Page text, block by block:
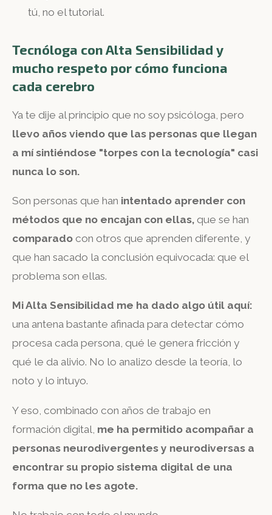
tú, no el tutorial.
Tecnóloga con Alta Sensibilidad y
mucho respeto por cómo funciona
cada cerebro
Ya te dije al principio que no soy psicóloga, pero
llevo años viendo que las personas que llegan
a mí sintiéndose "torpes con la tecnología" casi
nunca lo son.
Son personas que han intentado aprender con
métodos que no encajan con ellas, que se han
comparado con otros que aprenden diferente, y
que han sacado la conclusión equivocada: que el
problema son ellas.
Mi Alta Sensibilidad me ha dado algo útil aquí:
una antena bastante afinada para detectar cómo
procesa cada persona, qué le genera fricción y
qué le da alivio. No lo analizo desde la teoría, lo
noto y lo intuyo.
Y eso, combinado con años de trabajo en
formación digital, me ha permitido acompañar a
personas neurodivergentes y neurodiversas a
encontrar su propio sistema digital de una
forma que no les agote.